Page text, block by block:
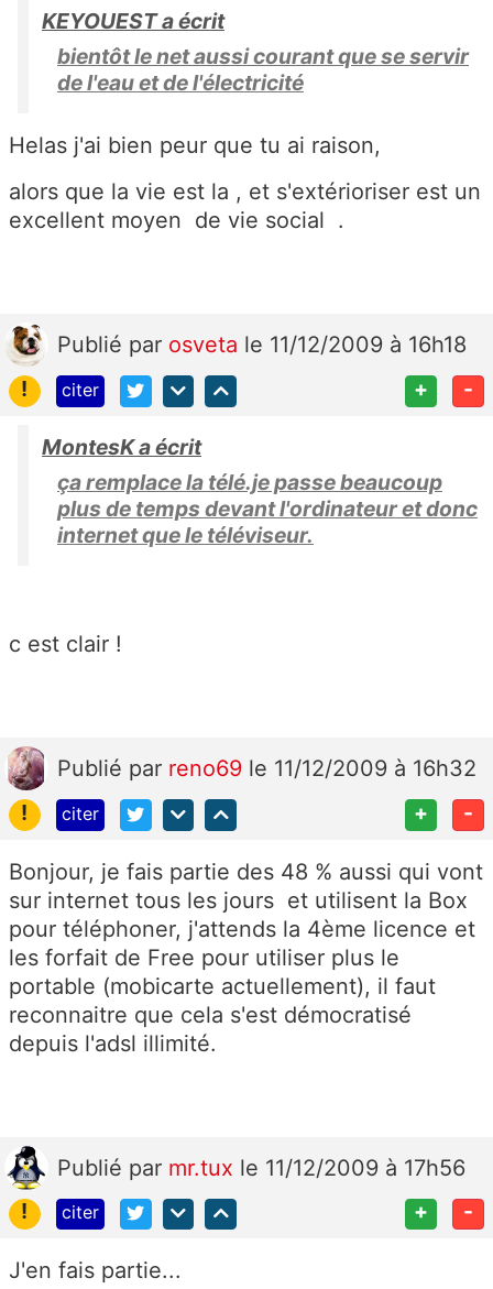
KEYOUEST a écrit
bientôt le net aussi courant que se servir
de l'eau et de l'électricité
Helas j'ai bien peur que tu ai raison,
alors que la vie est la , et s'extérioriser est un
excellent moyen de vie social .
Publié par osveta le 11/12/2009 à 16h18
!
citer + -
MontesK a écrit
ça remplace la télé.je passe beaucoup
plus de temps devant l'ordinateur et donc
internet que le téléviseur.
c est clair !
Publié par reno69 le 11/12/2009 à 16h32
!
citer + -
Bonjour, je fais partie des 48 % aussi qui vont
sur internet tous les jours et utilisent la Box
pour téléphoner, j'attends la 4ème licence et
les forfait de Free pour utiliser plus le
portable (mobicarte actuellement), il faut
reconnaitre que cela s'est démocratisé
depuis l'adsl illimité.
Publié par mr.tux le 11/12/2009 à 17h56
!
citer + -
J'en fais partie...